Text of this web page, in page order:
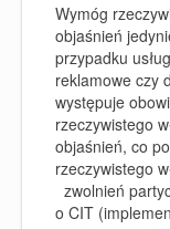
Wymóg
objaśnień
przypadku
reklamowe czy
występuje
rzeczywistego
objaśnień, co
rzeczywistego
zwolnień
o CIT